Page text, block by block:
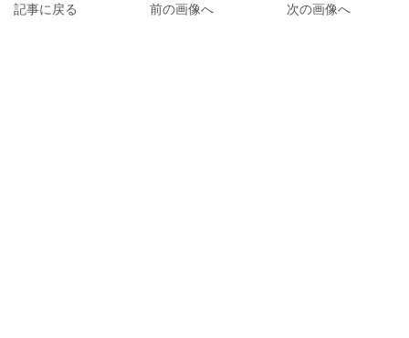
記事に戻る 前の画像へ 次の画像へ